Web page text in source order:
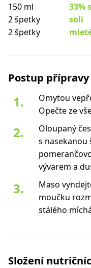
150 ml
33%
2 špetky
soli
2 špetky
Postup přípravy
Omytou
Opečte ze
Oloupaný
s nasekanou
vývarem a
Maso
moučku
stálého
Složení